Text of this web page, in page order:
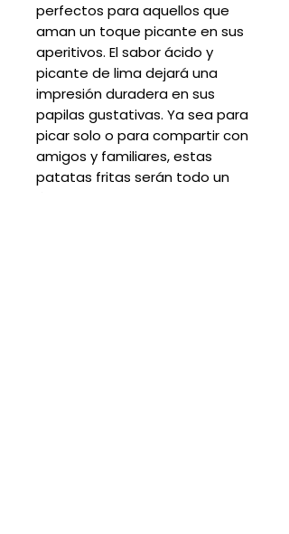
perfectos para aquellos que
aman un toque picante en sus
aperitivos. El sabor ácido y
picante de lima dejará una
impresión duradera en sus
papilas gustativas. Ya sea para
picar solo o para compartir con
amigos y familiares, estas
patatas fritas serán todo un